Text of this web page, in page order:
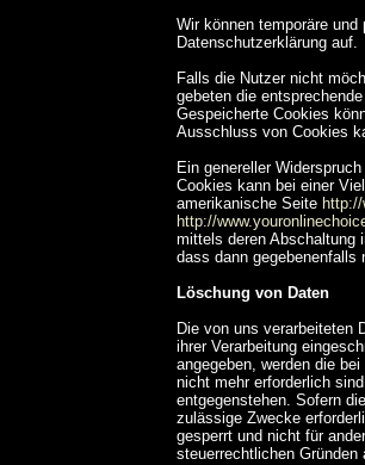
Wir können temporäre
Datenschutzerklärung auf.
Falls die Nutzer nicht
gebeten die
Gespeicherte Cookies
Ausschluss von Cookies
Ein genereller
Cookies kann bei einer
amerikanische Seite
http://
mittels deren Abschaltung
dass dann gegebenenfalls
Löschung von Daten
Die von uns verarbeiteten
ihrer Verarbeitung
angegeben, werden die
nicht mehr erforderlich
entgegenstehen. Sofern
zulässige Zwecke
gesperrt und nicht für
steuerrechtlichen Gründen